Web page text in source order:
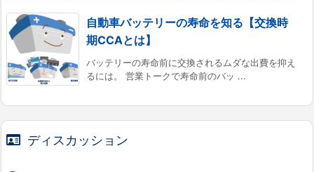
自動車バッテリーの寿命を知る【交換時
期CCAとは】
バッテリーの寿命前に交換されるムダな出費を抑え
るには。 営業トークで寿命前のバッ ...
ディスカッション